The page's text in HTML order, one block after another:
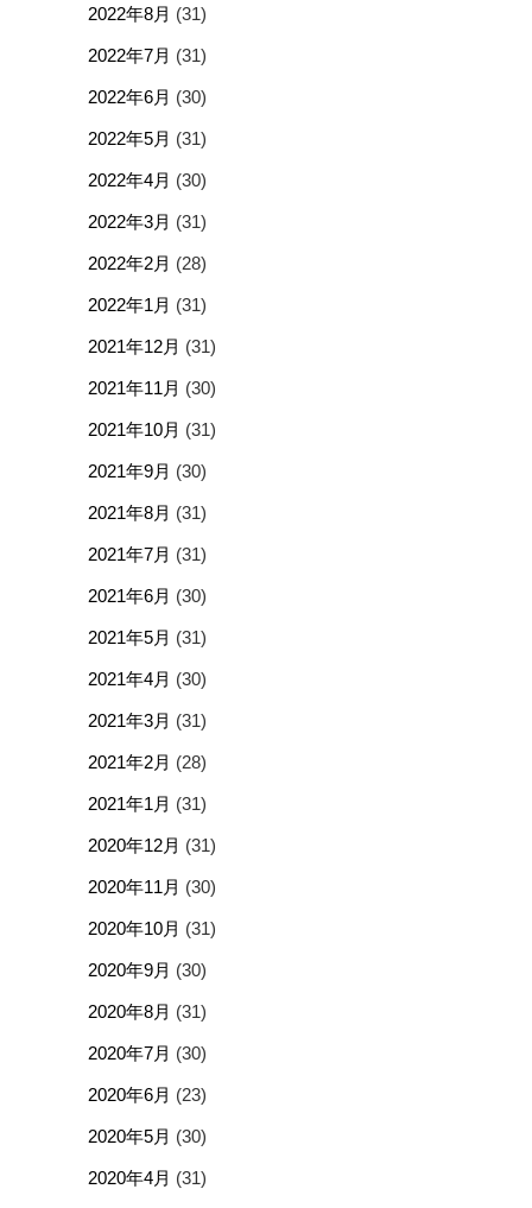
2022年8月 (31)
2022年7月 (31)
2022年6月 (30)
2022年5月 (31)
2022年4月 (30)
2022年3月 (31)
2022年2月 (28)
2022年1月 (31)
2021年12月 (31)
2021年11月 (30)
2021年10月 (31)
2021年9月 (30)
2021年8月 (31)
2021年7月 (31)
2021年6月 (30)
2021年5月 (31)
2021年4月 (30)
2021年3月 (31)
2021年2月 (28)
2021年1月 (31)
2020年12月 (31)
2020年11月 (30)
2020年10月 (31)
2020年9月 (30)
2020年8月 (31)
2020年7月 (30)
2020年6月 (23)
2020年5月 (30)
2020年4月 (31)